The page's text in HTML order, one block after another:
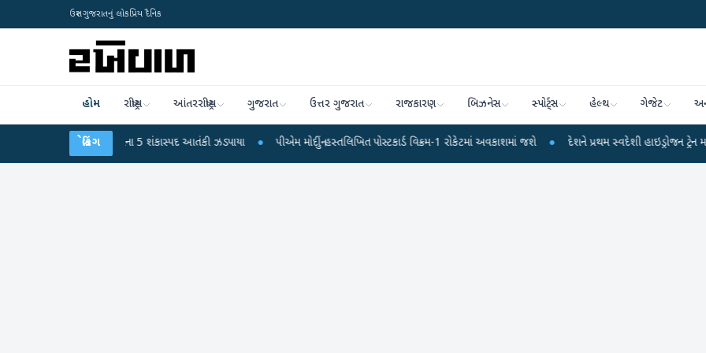
ઉત્તર ગુજરાતનું લોકપ્રિય દૈનિક
હોમ રાષ્ટ્રીય આંતરરાષ્ટ્રીય ગુજરાત ઉત્તર ગુજરાત રાજકારણ બિઝનેસ સ્પોર્ટ્સ હેલ્થ ગેજેટ
બ્રેકિંગ
સામગ્રી સાથે જૈશના 5 શંકાસ્પદ આતંકી ઝડપાયા ● પીએમ મોદીનું હસ્તલિખિત પોસ્ટકાર્ડ વિક્રમ-1 રોકેટમાં અવકાશમાં જશે ● દેશને પ્રથમ સ્વદેશી હાઇડ્રોજન ટ્રેન મળી :